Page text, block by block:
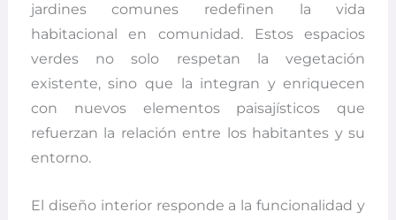
jardines comunes redefinen la vida
habitacional en comunidad. Estos espacios
verdes no solo respetan la vegetación
existente, sino que la integran y enriquecen
con nuevos elementos paisajísticos que
refuerzan la relación entre los habitantes y su
entorno.
El diseño interior responde a la funcionalidad y